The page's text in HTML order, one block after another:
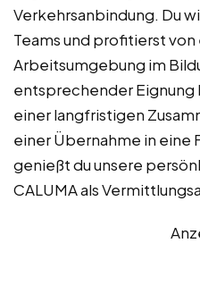
Verkehrsanbindung. Du
Teams und profitierst
Arbeitsumgebung im
entsprechender
einer langfristigen
einer Übernahme in eine
genießt du unsere
CALUMA als